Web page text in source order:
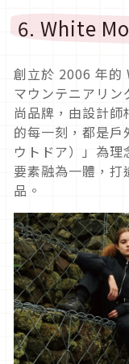
6. White
創立於 2006 年
マウンテニアリ
尚品牌，由設計
的每一刻，都是戶
ウトドア）」為
要素融為一體，
品。